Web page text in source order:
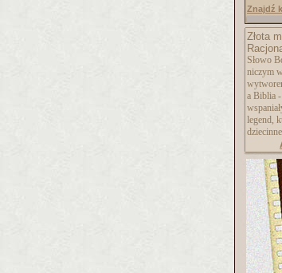
Znajdź
Złota
Słowo
niczym
a Biblia
legend,